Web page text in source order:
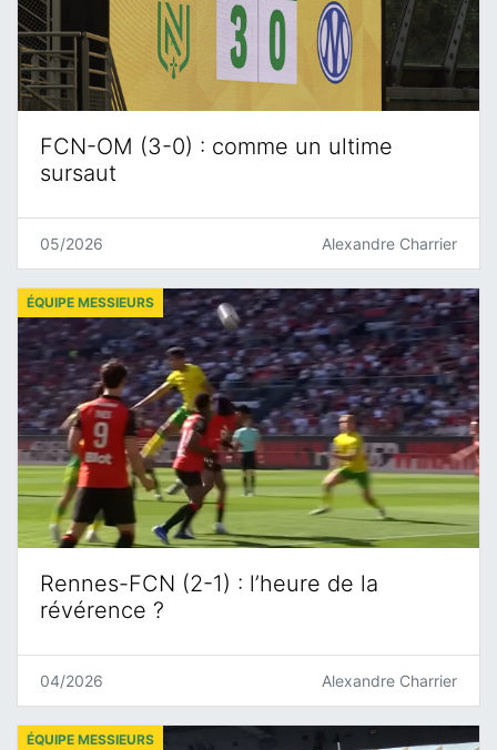
FCN-OM (3-0) : comme un ultime
sursaut
05/2026 Alexandre Charrier
Rennes-FCN (2-1) : l’heure de la
révérence ?
ÉQUIPE MESSIEURS
04/2026 Alexandre Charrier
ÉQUIPE MESSIEURS